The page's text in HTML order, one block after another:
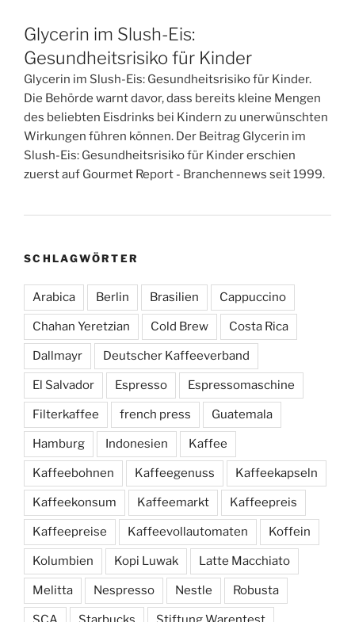
Glycerin im Slush-Eis:
Gesundheitsrisiko für Kinder
Glycerin im Slush-Eis: Gesundheitsrisiko für Kinder.
Die Behörde warnt davor, dass bereits kleine Mengen
des beliebten Eisdrinks bei Kindern zu unerwünschten
Wirkungen führen können. Der Beitrag Glycerin im
Slush-Eis: Gesundheitsrisiko für Kinder erschien
zuerst auf Gourmet Report - Branchennews seit 1999.
SCHLAGWÖRTER
Arabica Berlin Brasilien Cappuccino
Chahan Yeretzian Cold Brew Costa Rica
Dallmayr Deutscher Kaffeeverband
El Salvador Espresso Espressomaschine
Filterkaffee french press Guatemala
Hamburg Indonesien Kaffee
Kaffeebohnen Kaffeegenuss Kaffeekapseln
Kaffeekonsum Kaffeemarkt Kaffeepreis
Kaffeepreise Kaffeevollautomaten Koffein
Kolumbien Kopi Luwak Latte Macchiato
Melitta Nespresso Nestle Robusta